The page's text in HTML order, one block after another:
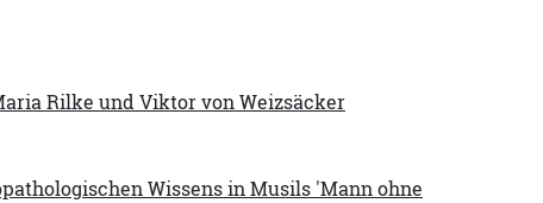
Rilke und Viktor von Weizsäcker
Wissens in Musils 'Mann ohne